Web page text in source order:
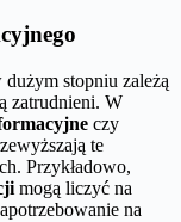
stopniu zależą
zatrudnieni. W
czy
te
Przykładowo,
mogą liczyć na
na